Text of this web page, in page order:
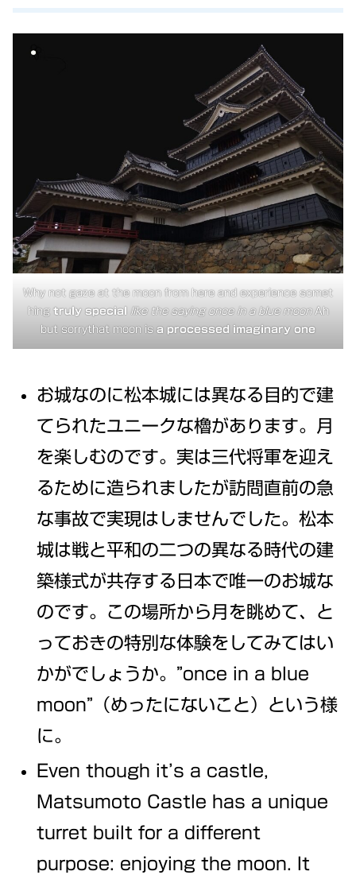
Why not gaze at the moon from here and experience somet
hing truly special like the saying once in a blue moonAh
but sorrythat moon is a processed imaginary one
お城なのに松本城には異なる目的で建
てられたユニークな櫓があります。月
を楽しむのです。実は三代将軍を迎え
るために造られましたが訪問直前の急
な事故で実現はしませんでした。松本
城は戦と平和の二つの異なる時代の建
築様式が共存する日本で唯一のお城な
のです。この場所から月を眺めて、と
っておきの特別な体験をしてみてはい
かがでしょうか。”once in a blue
moon”（めったにないこと）という様
に。
Even though it’s a castle,
Matsumoto Castle has a unique
turret built for a different
purpose: enjoying the moon. It